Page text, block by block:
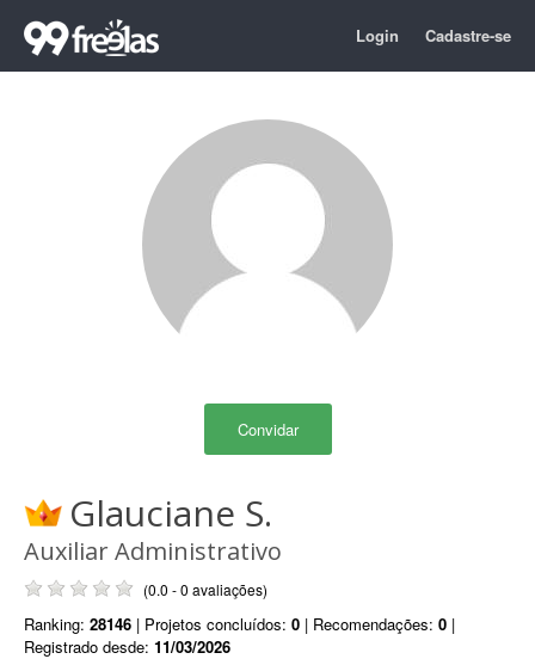
Login Cadastre-se
Convidar
Glauciane S.
Auxiliar Administrativo
(0.0 - 0 avaliações)
Ranking: 28146 | Projetos concluídos: 0 | Recomendações: 0 |
Registrado desde: 11/03/2026